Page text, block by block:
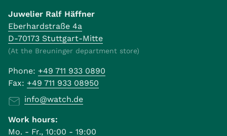
Juwelier Ralf Häffner
Eberhardstraße 4a
D-70173 Stuttgart-Mitte
(At the Breuninger department store)
Phone: +49 711 933 0890
Fax: +49 711 933 08950
info@watch.de
Work hours:
Mo. - Fr., 10:00 - 19:00